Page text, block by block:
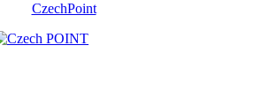
CzechPoint